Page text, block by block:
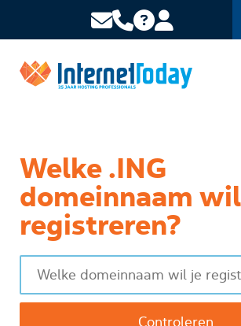
Welke .ING
domeinnaam
registreren?